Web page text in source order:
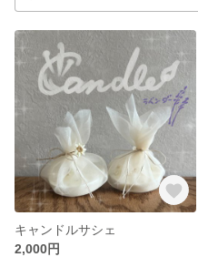
キャンドルサシェ
2,000円